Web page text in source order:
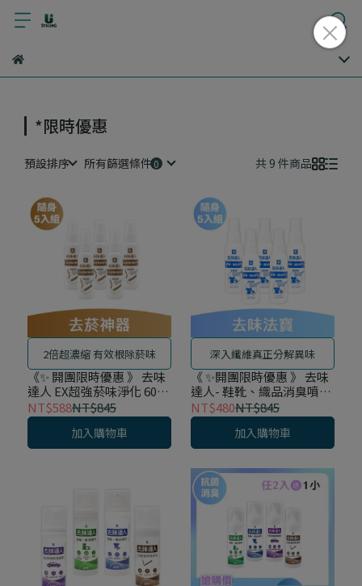
*限時優惠
預設排序 所有篩選條件 共 9 件商品
2倍超濃縮 有效根除菸味
《✨ 開團限時優惠 》 去味
達人 EX超強菸味淨化 60g
隨身瓶5入組
NT$588NT$845
加入購物車
深入纖維真正分解異味
《 ✨開團限時優惠 》 去味
達人- 鞋靴、織品消臭噴霧
60g 隨身5入組
NT$480NT$845
加入購物車